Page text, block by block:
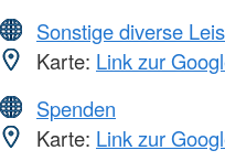
Sonstige diverse
Karte: Link zur
Spenden
Karte: Link zur